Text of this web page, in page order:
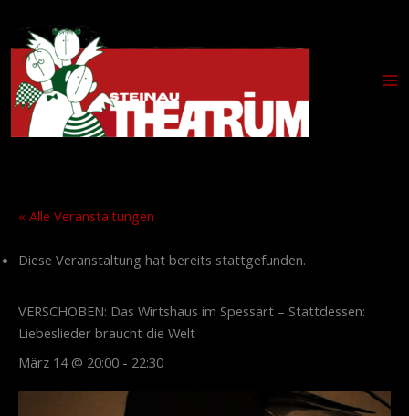
Inhalt
springen
« Alle Veranstaltungen
Diese Veranstaltung hat bereits stattgefunden.
VERSCHOBEN: Das Wirtshaus im Spessart – Stattdessen:
Liebeslieder braucht die Welt
März 14 @ 20:00 - 22:30